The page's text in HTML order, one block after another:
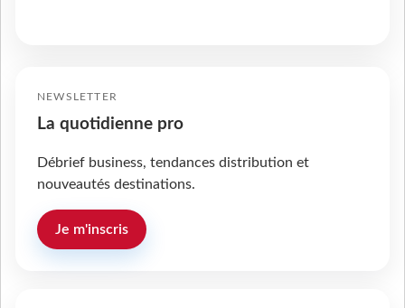
NEWSLETTER
La quotidienne pro
Débrief business, tendances distribution et
nouveautés destinations.
Je m'inscris